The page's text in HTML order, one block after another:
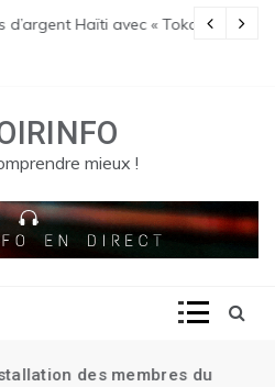
de Pont Sondé s’alourdit| La
Haïti avec « Tokay »
mieux !
des membres du